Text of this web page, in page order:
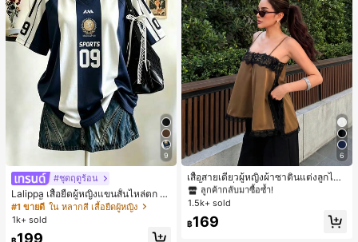
9
#ชุดฤดูร้อน
Lalippa เสื้อยืดผู้หญิงแขนสั้นไหล่ตก ค
อวีปกเสื้อ ลายพิมพ์ดิจิทัลลายทาง สไตล์
สปอร์ตแฟชั่นมินิมอล ของขวัญสำหรับเ
พื่อน
#1 ขายดี ใน หลากสี เสื้อยืดผู้หญิง
1k+ sold
฿199
6
เสื้อสายเดี่ยวผู้หญิงผ้าซาตินแต่งลูกไม้
- เสื้อสายเดี่ยวฤดูร้อนสีคากีมีรอยผ่าด้า
นข้างที่น่าดึงดูดแบบสบายๆ
#1 ขายดี
ใน สีกากี เสื้อสตรี เสื้อเบลาส์ & Tee
ลูกค้ากลับมาซื้อซ้ำ!
#1 ขายดี
ใน สีกากี เสื้อสตรี เสื้อเบลาส์ & Tee
ลูกค้ากลับมาซื้อซ้ำ!
#1 ขายดี
ใน สีกากี เสื้อสตรี เสื้อเบลาส์ & Tee
ลูกค้ากลับมาซื้อซ้ำ!
#1 ขายดี
ลูกค้ากลับมาซื้อซ้ำ!
1.5k+ sold
฿169